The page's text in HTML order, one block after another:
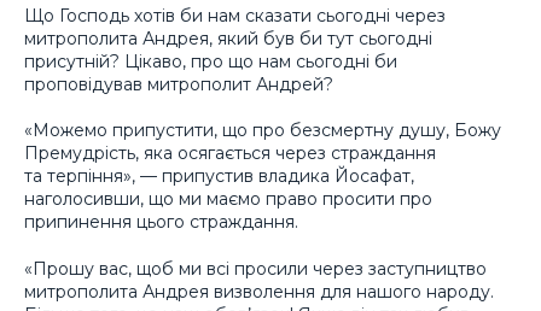
Що Господь хотів би нам сказати сьогодні через
митрополита Андрея, який був би тут сьогодні
присутній? Цікаво, про що нам сьогодні би
проповідував митрополит Андрей?
«Можемо припустити, що про безсмертну душу, Божу
Премудрість, яка осягається через страждання
та терпіння», — припустив владика Йосафат,
наголосивши, що ми маємо право просити про
припинення цього страждання.
«Прошу вас, щоб ми всі просили через заступництво
митрополита Андрея визволення для нашого народу.